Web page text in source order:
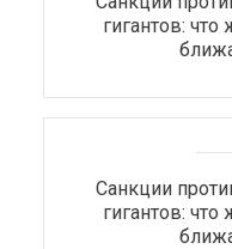
гигантов:
Санкции
гигантов: